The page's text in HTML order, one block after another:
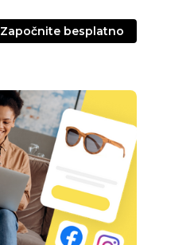
Započnite besplatno